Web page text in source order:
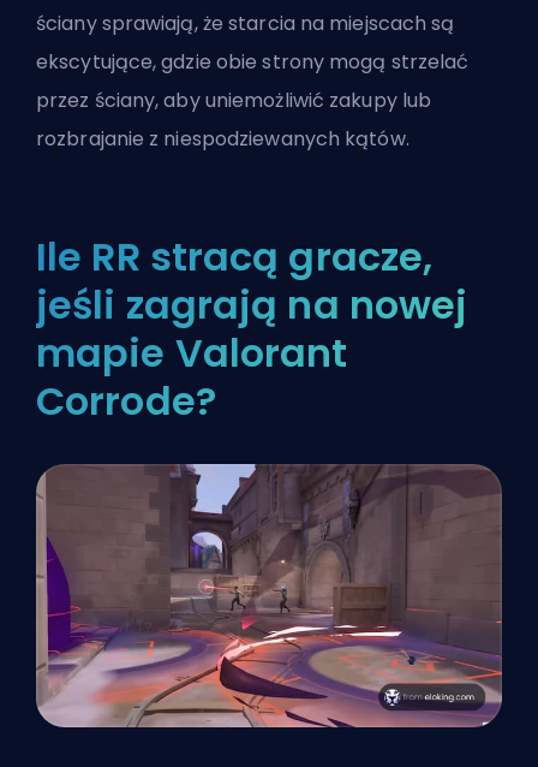
ściany sprawiają, że starcia na miejscach są
ekscytujące, gdzie obie strony mogą strzelać
przez ściany, aby uniemożliwić zakupy lub
rozbrajanie z niespodziewanych kątów.
Ile RR stracą gracze,
jeśli zagrają na nowej
mapie Valorant
Corrode?